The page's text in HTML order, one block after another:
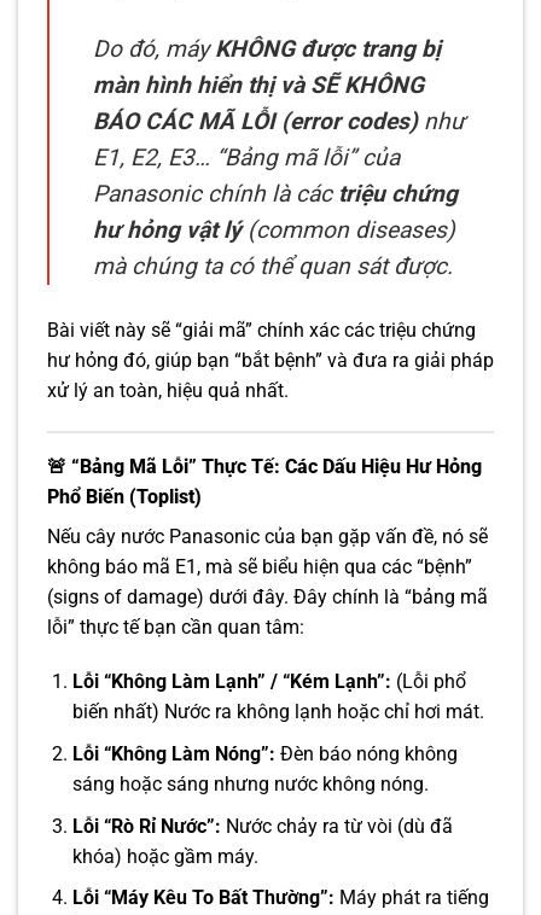
Do đó, máyKHÔNG được trang bị
màn hình hiển thị và SẼ KHÔNG
BÁO CÁC MÃ LỖI (error codes)như
E1, E2, E3… “Bảng mã lỗi” của
Panasonic chính là các triệu chứng
hư hỏng vật lý(common diseases)
mà chúng ta có thể quan sát được.
Bài viết này sẽ “giải mã” chính xác các triệu chứng
hư hỏng đó, giúp bạn “bắt bệnh” và đưa ra giải pháp
xử lý an toàn, hiệu quả nhất.
🚨 “Bảng Mã Lỗi” Thực Tế: Các Dấu Hiệu Hư Hỏng
Phổ Biến (Toplist)
Nếu cây nước Panasonic của bạn gặp vấn đề, nó sẽ
không báo mã E1, mà sẽ biểu hiện qua các “bệnh”
(signs of damage) dưới đây. Đây chính là “bảng mã
lỗi” thực tế bạn cần quan tâm:
Lỗi “Không Làm Lạnh” / “Kém Lạnh”: (Lỗi phổ
biến nhất) Nước ra không lạnh hoặc chỉ hơi mát.
Lỗi “Không Làm Nóng”: Đèn báo nóng không
sáng hoặc sáng nhưng nước không nóng.
Lỗi “Rò Rỉ Nước”: Nước chảy ra từ vòi (dù đã
khóa) hoặc gầm máy.
Lỗi “Máy Kêu To Bất Thường”: Máy phát ra tiếng